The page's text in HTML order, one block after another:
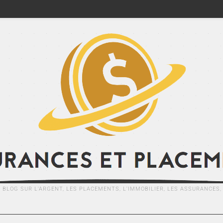
BLOG SUR L'ARGENT, LES PLACEMENTS, L'IMMOBILIER, LES